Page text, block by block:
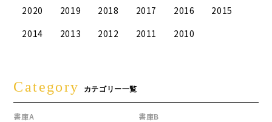
2020
2019 2018 2017 2016
2015
2014
2013 2012 2011 2010
Category カテゴリー一覧
書庫A 書庫B